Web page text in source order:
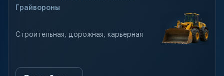
Грайвороны
Строительная, дорожная, карьерная